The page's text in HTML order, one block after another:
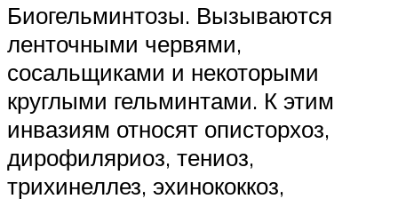
Биогельминтозы. Вызываются
ленточными червями,
сосальщиками и некоторыми
круглыми гельминтами. К этим
инвазиям относят описторхоз,
дирофиляриоз, тениоз,
трихинеллез, эхинококкоз,